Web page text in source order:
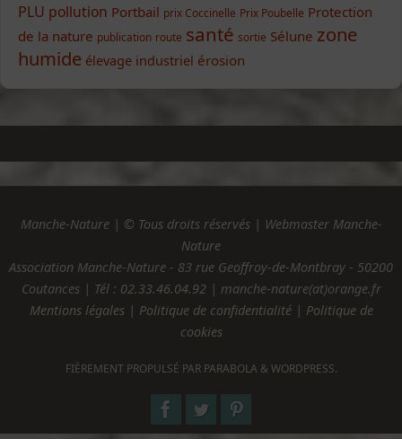
PLU pollution Portbail prix Coccinelle Prix Poubelle Protection
de la nature publication route santé sortie Sélune zone
humide élevage industriel érosion
Manche-Nature | © Tous droits réservés | Webmaster Manche-
Nature
Association Manche-Nature - 83 rue Geoffroy-de-Montbray - 50200
Coutances | Tél : 02.33.46.04.92| manche-nature(at)orange.fr
Mentions légales| Politique de confidentialité| Politique de
cookies
FIÈREMENT PROPULSÉ PAR PARABOLA & WORDPRESS.